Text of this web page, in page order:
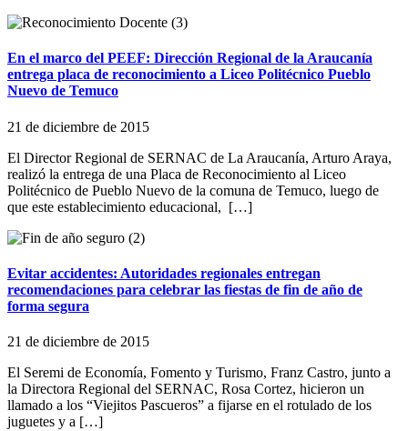
En el marco del PEEF: Dirección Regional de la Araucanía
entrega placa de reconocimiento a Liceo Politécnico Pueblo
Nuevo de Temuco
21 de diciembre de 2015
El Director Regional de SERNAC de La Araucanía, Arturo Araya,
realizó la entrega de una Placa de Reconocimiento al Liceo
Politécnico de Pueblo Nuevo de la comuna de Temuco, luego de
que este establecimiento educacional, […]
Evitar accidentes: Autoridades regionales entregan
recomendaciones para celebrar las fiestas de fin de año de
forma segura
21 de diciembre de 2015
El Seremi de Economía, Fomento y Turismo, Franz Castro, junto a
la Directora Regional del SERNAC, Rosa Cortez, hicieron un
llamado a los “Viejitos Pascueros” a fijarse en el rotulado de los
juguetes y a […]